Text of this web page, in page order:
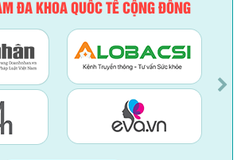
ĐA KHOA QUỐC TẾ CỘNG ĐỒNG